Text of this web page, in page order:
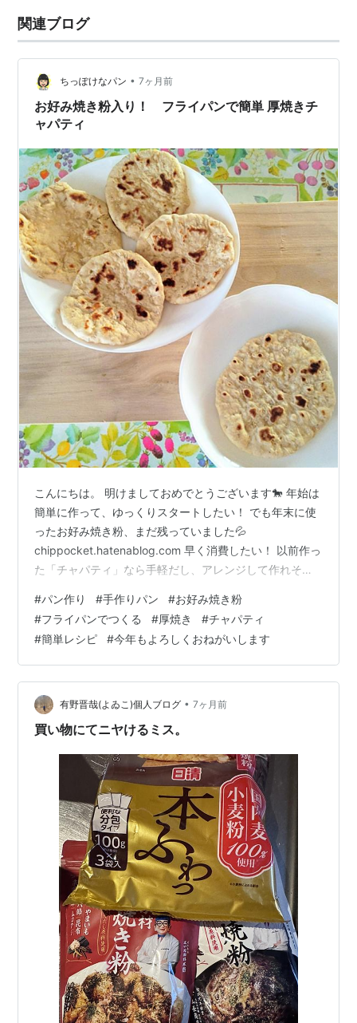
関連ブログ
ちっぽけなパン • 7ヶ月前
お好み焼き粉入り！ フライパンで簡単 厚焼きチ
ャパティ
こんにちは。 明けましておめでとうございます🐎 年始は
簡単に作って、ゆっくりスタートしたい！ でも年末に使
ったお好み焼き粉、まだ残っていました💦
chippocket.hatenablog.com 早く消費したい！ 以前作っ
た「チャパティ」なら手軽だし、アレンジして作れそう
「お好み焼き粉入りチャパティ」を作ってみました！ パ
ンメモ 生地作り 分割と成形 焼成 できました 食べてみて
#パン作り #手作りパン #お好み焼き粉
#フライパンでつくる #厚焼き #チャパティ
#簡単レシピ #今年もよろしくおねがいします
有野晋哉(よゐこ)個人ブログ • 7ヶ月前
買い物にてニヤけるミス。